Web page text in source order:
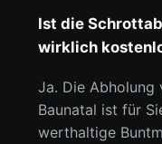
Ist die
wirklich
Ja. Die Abholung
Baunatal ist für
werthaltige